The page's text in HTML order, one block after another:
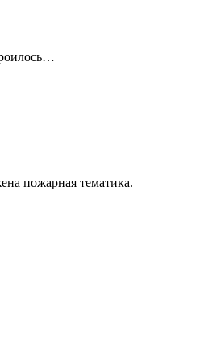
пожарная тематика.